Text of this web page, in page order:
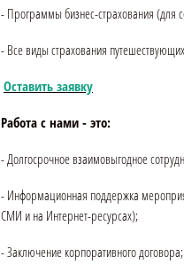
- Программы бизнес-страхования (для
- Все виды страхования
Оставить заявку
Работа с нами - это:
- Долгосрочное взаимовыгодное
- Информационная поддержка
СМИ и на Интернет-ресурсах);
- Заключение корпоративного договора;